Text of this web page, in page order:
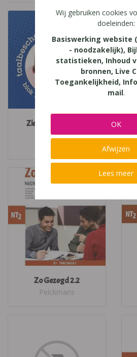
Zie zo taal (2018) 6
Zwijsen
Zo Gezegd 2.2
Pelckmans
Wij gebruiken cookies
doeleinden:
Basiswerking website
- noodzakelijk),
statistieken, Inhoud
bronnen, Live
Toegankelijkheid,
mail.
OK
Afwijzen
Lees meer